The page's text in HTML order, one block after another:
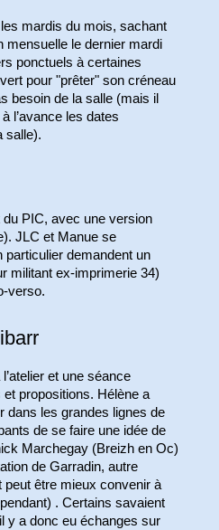
mardis du mois, sachant
mensuelle le dernier mardi
ponctuels à certaines
pour "prêter" son créneau
besoin de la salle (mais il
l’avance les dates
salle).
du PIC, avec une version
JLC et Manue se
particulier demandent un
militant ex-imprimerie 34)
verso.
et une séance
propositions. Hélène a
dans les grandes lignes de
de se faire une idée de
Marchegay (Breizh en Oc)
de Garradin, autre
peut être mieux convenir à
. Certains savaient
y a donc eu échanges sur